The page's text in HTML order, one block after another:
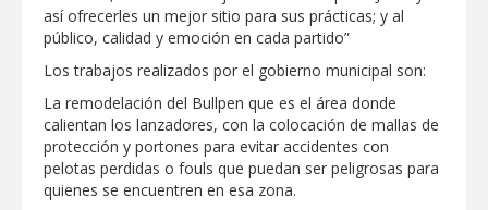
CARMEN LILIA CANTUROSAS
CONSOLIDA A NUEVO LAREDO COMO
REFERENTE DE ENERGÍA LIMPIA EN
TAMAULIPAS
Destacó Alcalde Carlos Peña Ortiz
respuesta inmediata de servicios
municipales ante tormenta
así ofrecerles un mejor sitio para sus prácticas; y al
público, calidad y emoción en cada partido”
Los trabajos realizados por el gobierno municipal son:
La remodelación del Bullpen que es el área donde
calientan los lanzadores, con la colocación de mallas de
protección y portones para evitar accidentes con
pelotas perdidas o fouls que puedan ser peligrosas para
quienes se encuentren en esa zona.